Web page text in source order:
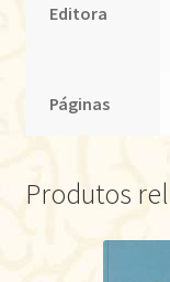
Editora
Páginas
Produtos